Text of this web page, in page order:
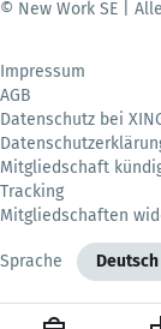
© New Work SE |
Impressum
AGB
Datenschutz bei
Mitgliedschaft
Tracking
Mitgliedschaften
Sprache Deutsch